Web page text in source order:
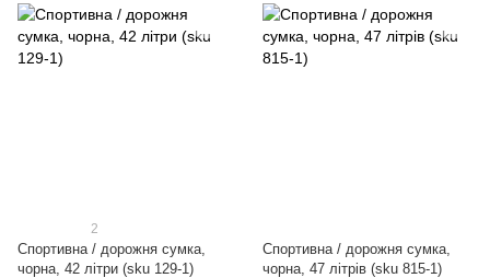
2
Спортивна / дорожня сумка,
чорна, 42 літри (sku 129-1)
Спортивна / дорожня сумка,
чорна, 47 літрів (sku 815-1)